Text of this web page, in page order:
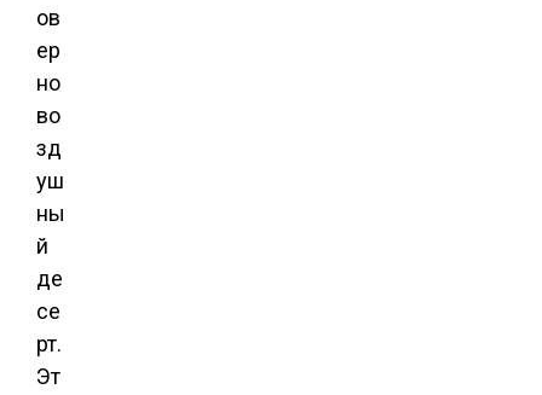
ов
ер
но
во
зд
уш
ны
й
де
се
рт.
Эт